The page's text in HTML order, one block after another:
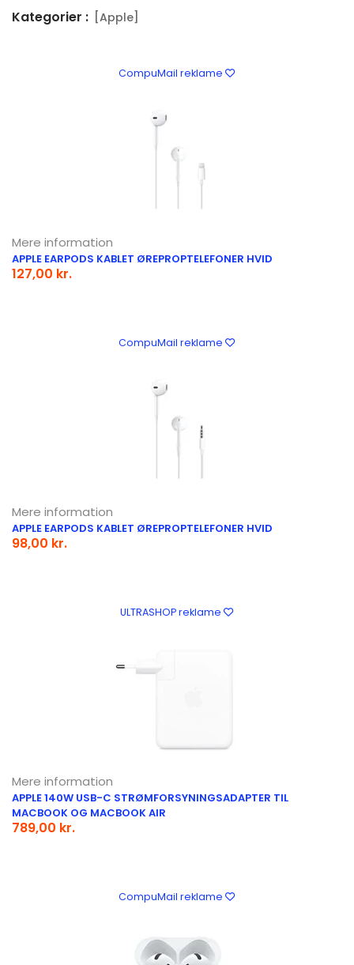
Kategorier : [Apple]
CompuMail reklame
Mere information
APPLE EARPODS KABLET ØREPROPTELEFONER HVID
127,00 kr.
CompuMail reklame
Mere information
APPLE EARPODS KABLET ØREPROPTELEFONER HVID
98,00 kr.
ULTRASHOP reklame
Mere information
APPLE 140W USB-C STRØMFORSYNINGSADAPTER TIL
MACBOOK OG MACBOOK AIR
789,00 kr.
CompuMail reklame